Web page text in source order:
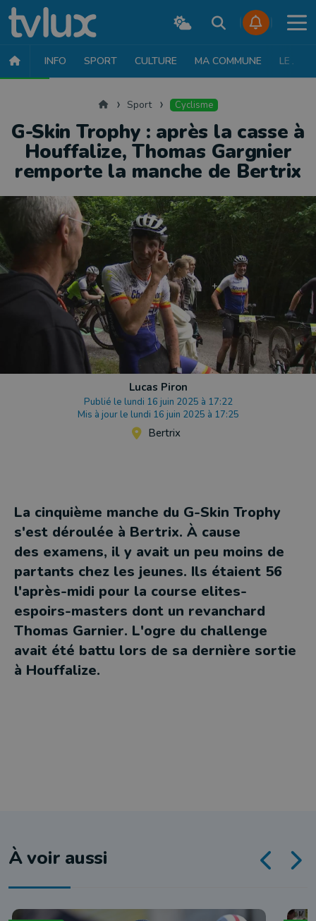
INFO SPORT CULTURE MA COMMUNE LE JT
AccueilSport Cyclisme
G-Skin Trophy : après la casse à
Houffalize, Thomas Gargnier
remporte la manche de Bertrix
Lucas Piron
Publié le lundi 16 juin 2025 à 17:22
Mis à jour le lundi 16 juin 2025 à 17:25
Bertrix
La cinquième manche du G-Skin Trophy
s'est déroulée à Bertrix. À cause
des examens, il y avait un peu moins de
partants chez les jeunes. Ils étaient 56
l'après-midi pour la course elites-
espoirs-masters dont un revanchard
Thomas Garnier. L'ogre du challenge
avait été battu lors de sa dernière sortie
à Houffalize.
À voir aussi